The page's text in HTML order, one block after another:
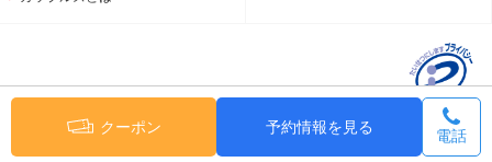
クーポン 予約情報を見る 電話